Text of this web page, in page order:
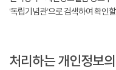
‘독립기념관’으로 검색하여 확인
처리하는 개인정보